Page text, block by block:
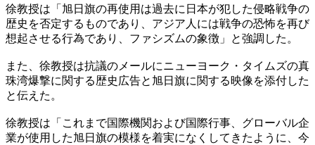
徐教授は「旭日旗の再使用は過去に日本が犯した侵略戦争の
歴史を否定するものであり、アジア人には戦争の恐怖を再び
想起させる行為であり、ファシズムの象徴」と強調した。
​また、徐教授は抗議のメールにニューヨーク・タイムズの真
珠湾爆撃に関する歴史広告と旭日旗に関する映像を添付した
と伝えた。
徐教授は「これまで国際機関および国際行事、グローバル企
業が使用した旭日旗の模様を着実になくしてきたように、今